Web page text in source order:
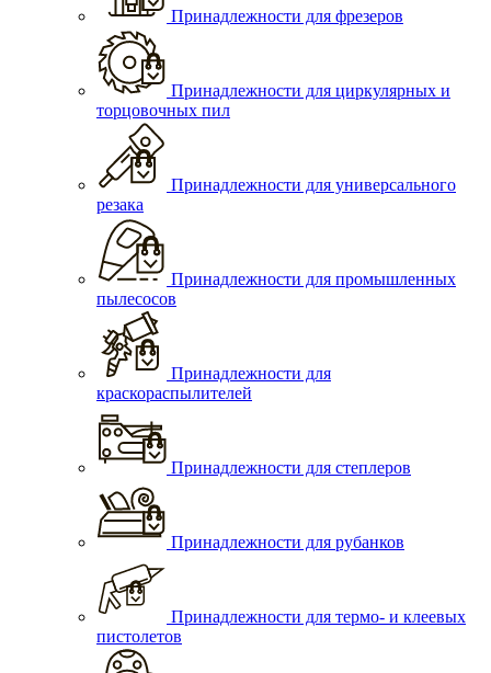
Принадлежности для фрезеров
Принадлежности для циркулярных и
торцовочных пил
Принадлежности для универсального
резака
Принадлежности для промышленных
пылесосов
Принадлежности для
краскораспылителей
Принадлежности для степлеров
Принадлежности для рубанков
Принадлежности для термо- и клеевых
пистолетов